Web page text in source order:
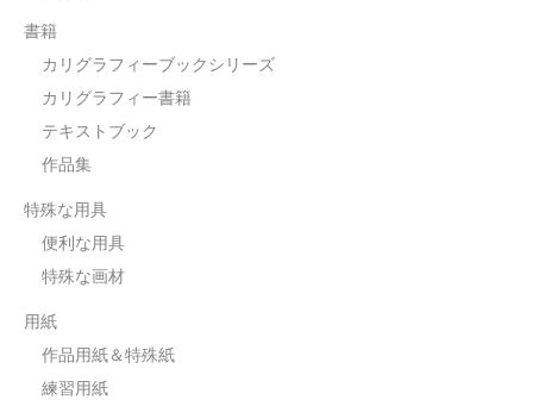
書籍
カリグラフィーブックシリーズ
カリグラフィー書籍
テキストブック
作品集
特殊な用具
便利な用具
特殊な画材
用紙
作品用紙＆特殊紙
練習用紙